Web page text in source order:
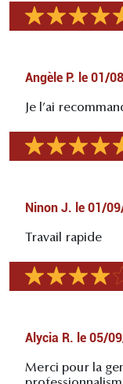
Angèle P. le 01/
Je l’ai
Ninon J. le 01/
Travail rapide
Alycia R. le 05/
Merci pour la